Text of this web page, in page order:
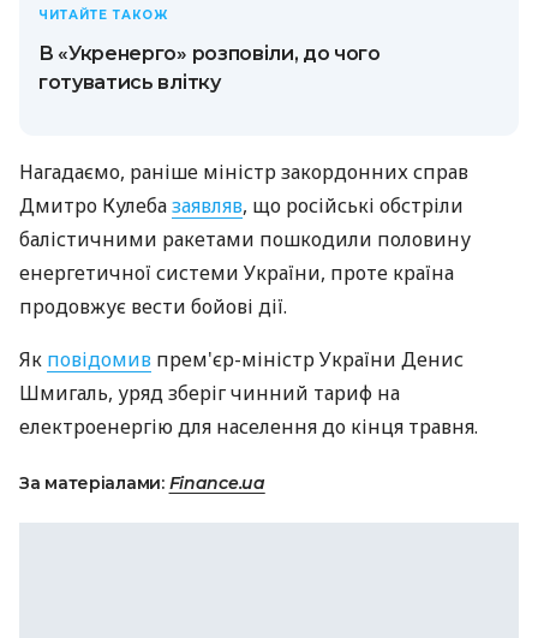
ЧИТАЙТЕ ТАКОЖ
В «Укренерго» розповіли, до чого
готуватись влітку
Нагадаємо, раніше міністр закордонних справ
Дмитро Кулебазаявляв, що російські обстріли
балістичними ракетами пошкодили половину
енергетичної системи України, проте країна
продовжує вести бойові дії.
Як повідомив прем'єр-міністр України Денис
Шмигаль, уряд зберіг чинний тариф на
електроенергію для населення до кінця травня.
За матеріалами: Finance.ua